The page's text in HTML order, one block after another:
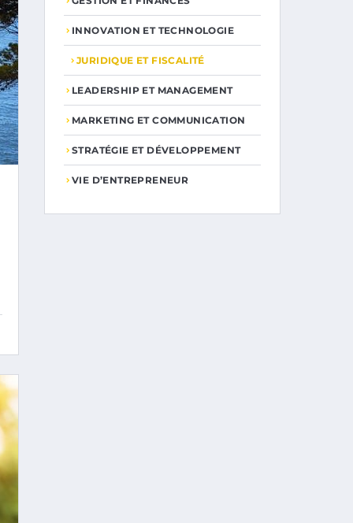
INNOVATION ET TECHNOLOGIE
JURIDIQUE ET FISCALITÉ
LEADERSHIP ET MANAGEMENT
MARKETING ET COMMUNICATION
STRATÉGIE ET DÉVELOPPEMENT
VIE D’ENTREPRENEUR